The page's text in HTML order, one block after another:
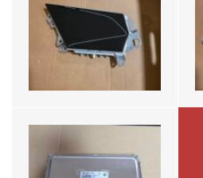
Hulpsystemen
4K4907117L
€799,-